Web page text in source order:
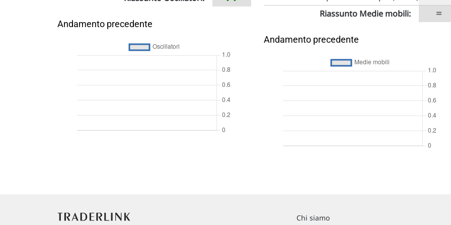
Andamento precedente
Riassunto Medie mobili: =
Andamento precedente
Chi siamo